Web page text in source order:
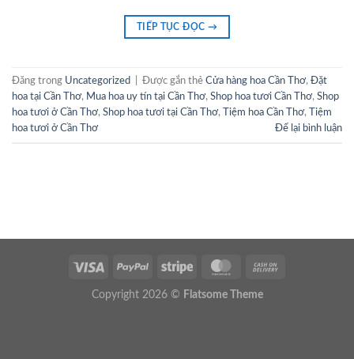
TIẾP TỤC ĐỌC →
Đăng trong Uncategorized Được gắn thẻ Cửa hàng hoa Cần Thơ, Đặt
hoa tại Cần Thơ, Mua hoa uy tín tại Cần Thơ, Shop hoa tươi Cần Thơ, Shop
hoa tươi ở Cần Thơ, Shop hoa tươi tại Cần Thơ, Tiệm hoa Cần Thơ,
Tiệm
hoa tươi ở Cần Thơ
Để lại bình luận
Copyright 2026 © Flatsome Theme